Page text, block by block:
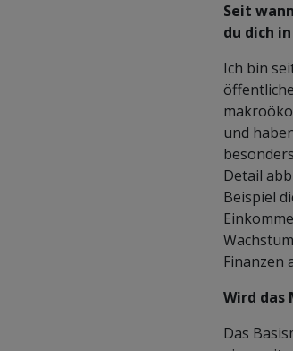
Seit
du dich
Ich bin
und
Detail
Beispiel
Finanzen
Wird das
Das